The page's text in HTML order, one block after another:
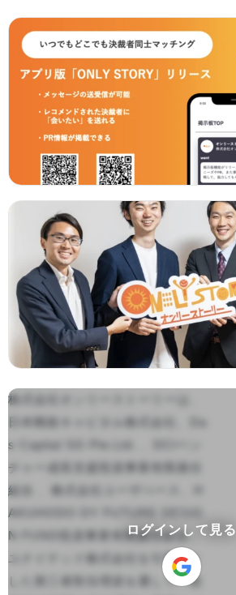
株式会社オンリーストーリーは、
s Capital SG Pte.Ltd. 、DCIベン
チャー成長支援投資事業有限責任
組合 、株式会社ユーザべース、H
AKUHODO DY FUTURE DESIG
N FUND投資事業有限責任組合、
ユナイテッド株式会社を引受先と
した第三者割当増資を通して、総
ログインして見る